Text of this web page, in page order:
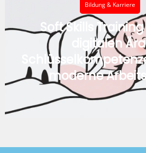
Bildung & Karriere
Soft Skills
digitalen
moderne